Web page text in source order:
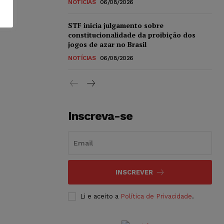
NOTÍCIAS 06/08/2026
STF inicia julgamento sobre
constitucionalidade da proibição dos
jogos de azar no Brasil
NOTÍCIAS 06/08/2026
Inscreva-se
INSCREVER
Li e aceito a Política de Privacidade.